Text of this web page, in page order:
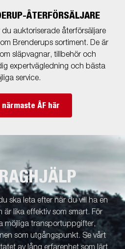
ÅTERFÖRSÄLJARE
auktoriserade återförsäljare
Brenderups sortiment. De är
släpvagnar, tillbehör och
expertvägledning och bästa
service.
närmaste ÅF här
ska leta efter när du vill ha en
är lika effektiv som smart. För
möjliga transportuppgifter,
som utgångspunkt. Se vårt